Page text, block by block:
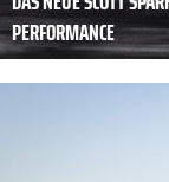
PERFORMANCE